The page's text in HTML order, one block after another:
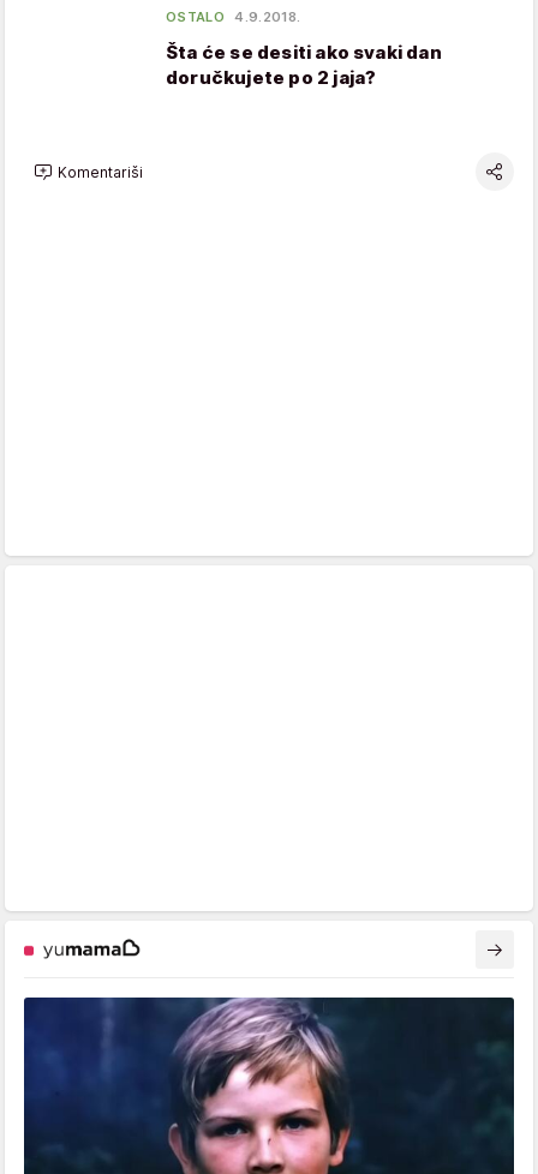
OSTALO 4.9.2018.
Šta će se desiti ako svaki dan
doručkujete po 2 jaja?
Komentariši